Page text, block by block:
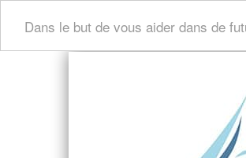
Dans le but de vous aider dans de